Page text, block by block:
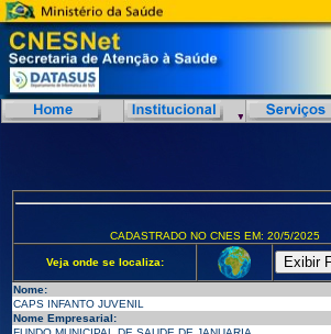
CADASTRADO NO CNES EM: 20/5/2025
Veja onde se localiza:
Nome:
CAPS INFANTO JUVENIL
Nome Empresarial: